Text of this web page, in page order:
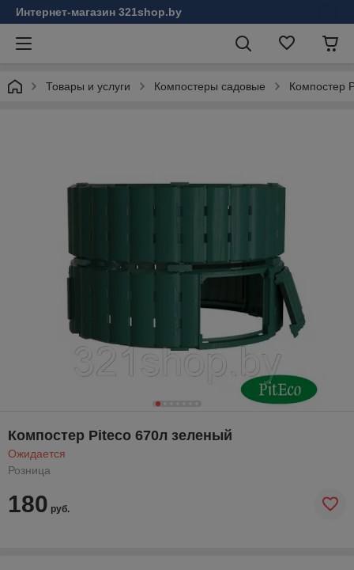
Интернет-магазин 321shop.by
Товары и услуги Компостеры садовые Компостер
Компостер Piteco 670л зеленый
Ожидается
Розница
180 руб.